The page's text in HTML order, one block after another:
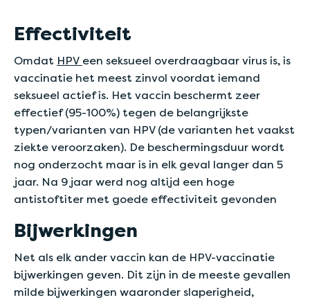
Effectiviteit
Omdat HPV een seksueel overdraagbaar virus is, is
vaccinatie het meest zinvol voordat iemand
seksueel actief is. Het vaccin beschermt zeer
effectief (95-100%) tegen de belangrijkste
typen/varianten van HPV (de varianten het vaakst
ziekte veroorzaken). De beschermingsduur wordt
nog onderzocht maar is in elk geval langer dan 5
jaar. Na 9 jaar werd nog altijd een hoge
antistoftiter met goede effectiviteit gevonden
Bijwerkingen
Net als elk ander vaccin kan de HPV-vaccinatie
bijwerkingen geven. Dit zijn in de meeste gevallen
milde bijwerkingen waaronder slaperigheid,